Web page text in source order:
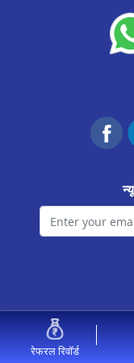
बड़नगर मे प्रॉपर्टी पर
आगर मालवा मे प्रॉपर्टी
सागर मे प्रॉपर्टी पर लोन
पीथमपुर मे प्रॉपर्टी पर
नीमच मे प्रॉपर्टी पर लोन
खंडवा मे प्रॉपर्टी पर लोन
इंदौर मे प्रॉपर्टी पर लोन
रेफरल रिवॉर्ड
© 2026 Aavas Financiers